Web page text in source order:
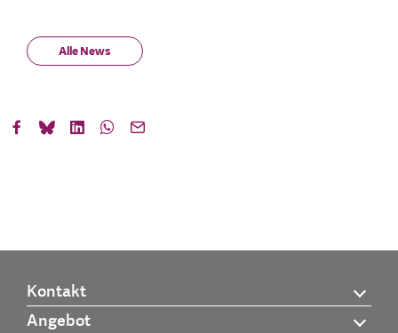
Alle News
Kontakt
Angebot